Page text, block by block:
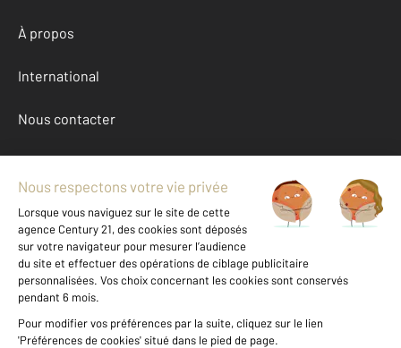
À propos
International
Nous contacter
Mentions légales & CGU et Barèmes d'honoraires
Données personnelles
Gestionnaire des cookies
Achat appartement autour de ST FLORENT (20217)